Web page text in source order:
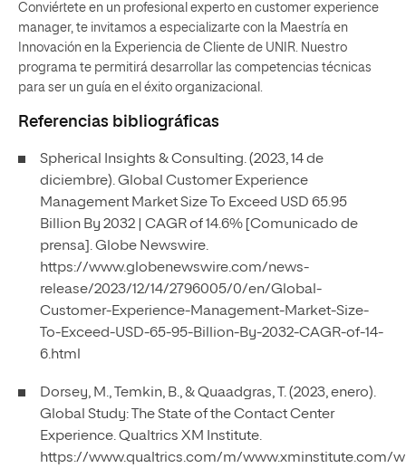
Conviértete en un profesional experto en customer experience
manager, te invitamos a especializarte con la Maestría en
Innovación en la Experiencia de Cliente de UNIR. Nuestro
programa te permitirá desarrollar las competencias técnicas
para ser un guía en el éxito organizacional.
Referencias bibliográficas
Spherical Insights & Consulting. (2023, 14 de
diciembre). Global Customer Experience
Management Market Size To Exceed USD 65.95
Billion By 2032 | CAGR of 14.6% [Comunicado de
prensa]. Globe Newswire.
https://www.globenewswire.com/news-
release/2023/12/14/2796005/0/en/Global-
Customer-Experience-Management-Market-Size-
To-Exceed-USD-65-95-Billion-By-2032-CAGR-of-14-
6.html
Dorsey, M., Temkin, B., & Quaadgras, T. (2023, enero).
Global Study: The State of the Contact Center
Experience. Qualtrics XM Institute.
https://www.qualtrics.com/m/www.xminstitute.com/